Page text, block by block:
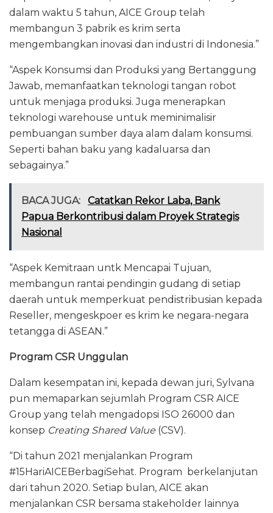
dalam waktu 5 tahun, AICE Group telah
membangun 3 pabrik es krim serta
mengembangkan inovasi dan industri di Indonesia.”
“Aspek Konsumsi dan Produksi yang Bertanggung
Jawab, memanfaatkan teknologi tangan robot
untuk menjaga produksi. Juga menerapkan
teknologi warehouse untuk meminimalisir
pembuangan sumber daya alam dalam konsumsi.
Seperti bahan baku yang kadaluarsa dan
sebagainya.”
BACA JUGA:
Catatkan Rekor Laba, Bank
Papua Berkontribusi dalam Proyek Strategis
Nasional
“Aspek Kemitraan untk Mencapai Tujuan,
membangun rantai pendingin gudang di setiap
daerah untuk memperkuat pendistribusian kepada
Reseller, mengeskpoer es krim ke negara-negara
tetangga di ASEAN.”
Program CSR Unggulan
Dalam kesempatan ini, kepada dewan juri, Sylvana
pun memaparkan sejumlah Program CSR AICE
Group yang telah mengadopsi ISO 26000 dan
konsep Creating Shared Value (CSV).
“Di tahun 2021 menjalankan Program
#15HariAICEBerbagiSehat. Program berkelanjutan
dari tahun 2020. Setiap bulan, AICE akan
menjalankan CSR bersama stakeholder lainnya